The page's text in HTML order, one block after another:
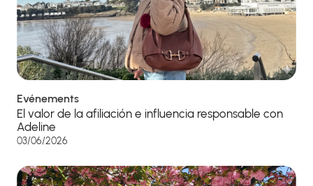
Evénements
El valor de la afiliación e influencia responsable con
Adeline
03/06/2026